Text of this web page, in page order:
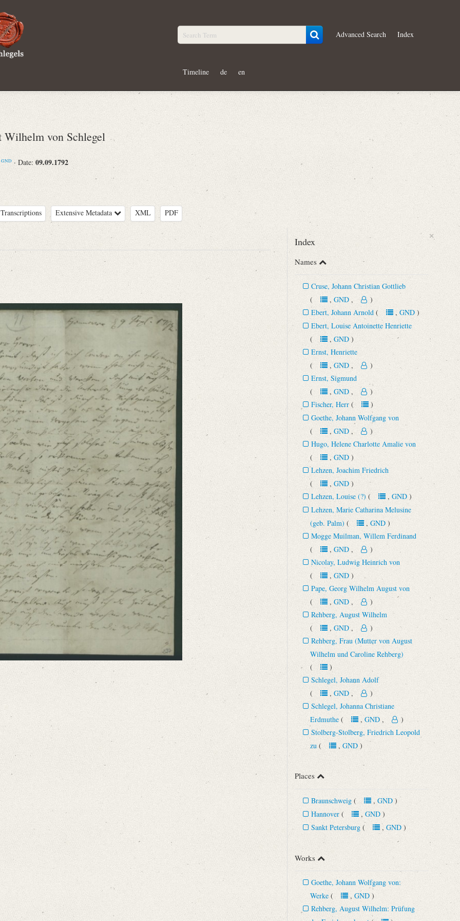
Advanced Search Index
Timeline de en
Wilhelm von Schlegel
GND · Date: 09.09.1792
Extensive Metadata XML PDF
schwer [...]“
×
Index
Names
Cruse, Johann Christian Gottlieb
(, GND, )
Ebert, Johann Arnold (, GND)
Ebert, Louise Antoinette Henriette
(, GND)
Ernst, Henriette
(, GND, )
Ernst, Sigmund
(, GND, )
Fischer, Herr ()
Goethe, Johann Wolfgang von
(, GND, )
Hugo, Helene Charlotte Amalie von
(, GND)
Lehzen, Joachim Friedrich
(, GND)
Lehzen, Louise (?) (, GND)
Lehzen, Marie Catharina Melusine
(geb. Palm) (, GND)
Mogge Muilman, Willem Ferdinand
(, GND, )
Nicolay, Ludwig Heinrich von
(, GND)
Pape, Georg Wilhelm August von
(, GND, )
Rehberg, August Wilhelm
(, GND, )
Rehberg, Frau (Mutter von August
Wilhelm und Caroline Rehberg)
()
Schlegel, Johann Adolf
(, GND, )
Schlegel, Johanna Christiane
Erdmuthe (, GND, )
Stolberg-Stolberg, Friedrich Leopold
zu (, GND)
Places
Braunschweig (, GND)
Hannover (, GND)
Sankt Petersburg (, GND)
Works
Goethe, Johann Wolfgang von:
Werke (, GND)
Rehberg, August Wilhelm: Prüfung